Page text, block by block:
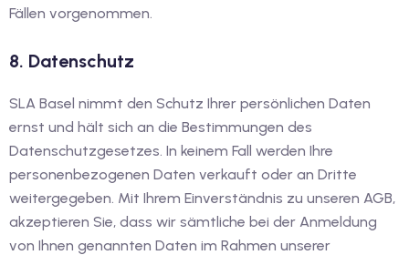
Fällen vorgenommen.
8. Datenschutz
SLA Basel nimmt den Schutz Ihrer persönlichen Daten
ernst und hält sich an die Bestimmungen des
Datenschutzgesetzes. In keinem Fall werden Ihre
personenbezogenen Daten verkauft oder an Dritte
weitergegeben. Mit Ihrem Einverständnis zu unseren AGB,
akzeptieren Sie, dass wir sämtliche bei der Anmeldung
von Ihnen genannten Daten im Rahmen unserer